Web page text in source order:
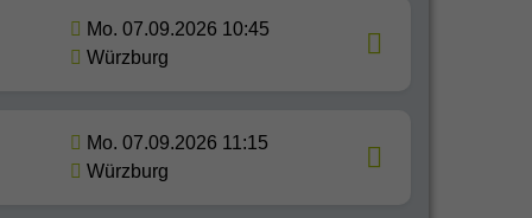
Mo. 07.09.2026 10:45
Würzburg
Mo. 07.09.2026 11:15
Würzburg